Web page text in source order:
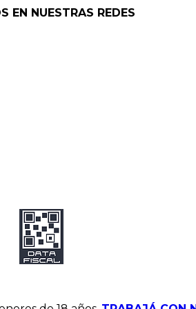
EN NUESTRAS REDES